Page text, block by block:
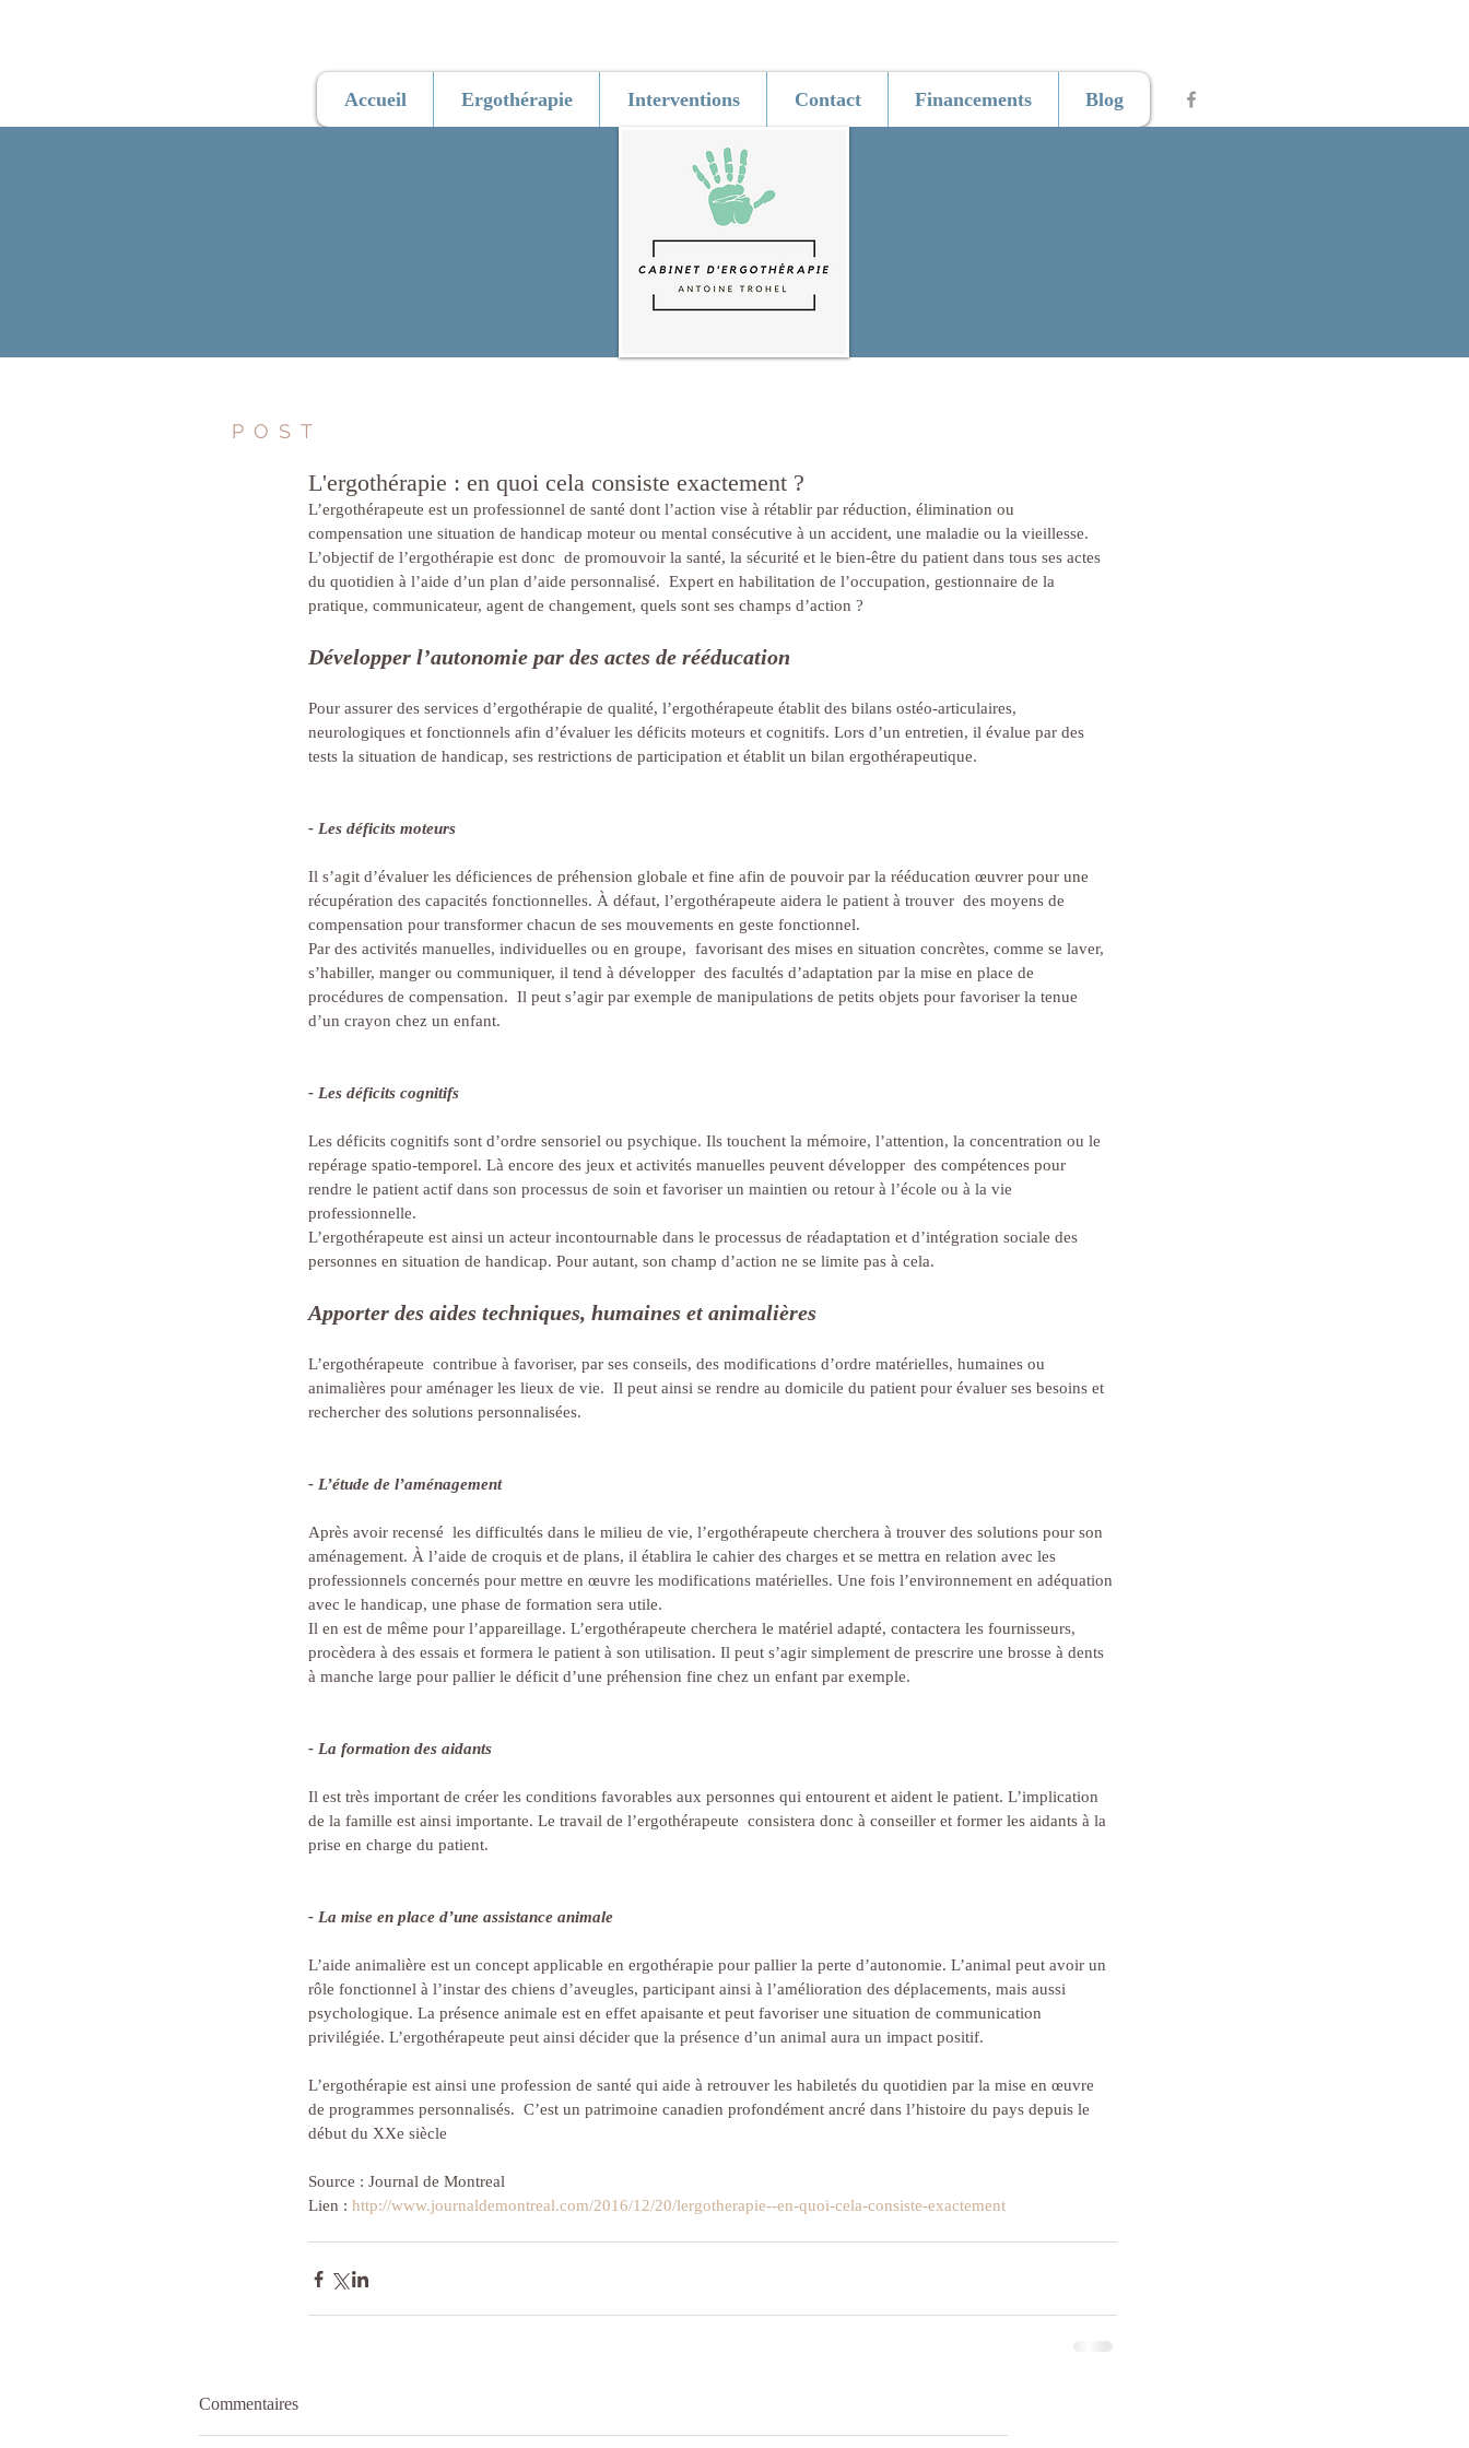
Accueil Ergothérapie Interventions Contact Financements Blog
POST
L'ergothérapie : en quoi cela consiste exactement ?
L’ergothérapeute est un professionnel de santé dont l’action vise à rétablir par réduction, élimination ou
compensation une situation de handicap moteur ou mental consécutive à un accident, une maladie ou la vieillesse.
L’objectif de l’ergothérapie est donc  de promouvoir la santé, la sécurité et le bien-être du patient dans tous ses actes
du quotidien à l’aide d’un plan d’aide personnalisé.  Expert en habilitation de l’occupation, gestionnaire de la
pratique, communicateur, agent de changement, quels sont ses champs d’action ?
Développer l’autonomie par des actes de rééducation
Pour assurer des services d’ergothérapie de qualité, l’ergothérapeute établit des bilans ostéo-articulaires,
neurologiques et fonctionnels afin d’évaluer les déficits moteurs et cognitifs. Lors d’un entretien, il évalue par des
tests la situation de handicap, ses restrictions de participation et établit un bilan ergothérapeutique.
- Les déficits moteurs
Il s’agit d’évaluer les déficiences de préhension globale et fine afin de pouvoir par la rééducation œuvrer pour une
récupération des capacités fonctionnelles. À défaut, l’ergothérapeute aidera le patient à trouver  des moyens de
compensation pour transformer chacun de ses mouvements en geste fonctionnel.
Par des activités manuelles, individuelles ou en groupe,  favorisant des mises en situation concrètes, comme se laver,
s’habiller, manger ou communiquer, il tend à développer  des facultés d’adaptation par la mise en place de
procédures de compensation.  Il peut s’agir par exemple de manipulations de petits objets pour favoriser la tenue
d’un crayon chez un enfant.
- Les déficits cognitifs
Les déficits cognitifs sont d’ordre sensoriel ou psychique. Ils touchent la mémoire, l’attention, la concentration ou le
repérage spatio-temporel. Là encore des jeux et activités manuelles peuvent développer  des compétences pour
rendre le patient actif dans son processus de soin et favoriser un maintien ou retour à l’école ou à la vie
professionnelle.
L’ergothérapeute est ainsi un acteur incontournable dans le processus de réadaptation et d’intégration sociale des
personnes en situation de handicap. Pour autant, son champ d’action ne se limite pas à cela.
Apporter des aides techniques, humaines et animalières
L’ergothérapeute  contribue à favoriser, par ses conseils, des modifications d’ordre matérielles, humaines ou
animalières pour aménager les lieux de vie.  Il peut ainsi se rendre au domicile du patient pour évaluer ses besoins et
rechercher des solutions personnalisées.
- L’étude de l’aménagement
Après avoir recensé  les difficultés dans le milieu de vie, l’ergothérapeute cherchera à trouver des solutions pour son
aménagement. À l’aide de croquis et de plans, il établira le cahier des charges et se mettra en relation avec les
professionnels concernés pour mettre en œuvre les modifications matérielles. Une fois l’environnement en adéquation
avec le handicap, une phase de formation sera utile.
Il en est de même pour l’appareillage. L’ergothérapeute cherchera le matériel adapté, contactera les fournisseurs,
procèdera à des essais et formera le patient à son utilisation. Il peut s’agir simplement de prescrire une brosse à dents
à manche large pour pallier le déficit d’une préhension fine chez un enfant par exemple.
- La formation des aidants
Il est très important de créer les conditions favorables aux personnes qui entourent et aident le patient. L’implication
de la famille est ainsi importante. Le travail de l’ergothérapeute  consistera donc à conseiller et former les aidants à la
prise en charge du patient.
- La mise en place d’une assistance animale
L’aide animalière est un concept applicable en ergothérapie pour pallier la perte d’autonomie. L’animal peut avoir un
rôle fonctionnel à l’instar des chiens d’aveugles, participant ainsi à l’amélioration des déplacements, mais aussi
psychologique. La présence animale est en effet apaisante et peut favoriser une situation de communication
privilégiée. L’ergothérapeute peut ainsi décider que la présence d’un animal aura un impact positif.
L’ergothérapie est ainsi une profession de santé qui aide à retrouver les habiletés du quotidien par la mise en œuvre
de programmes personnalisés.  C’est un patrimoine canadien profondément ancré dans l’histoire du pays depuis le
début du XXe siècle
Source : Journal de Montreal
Lien : http://www.journaldemontreal.com/2016/12/20/lergotherapie--en-quoi-cela-consiste-exactement
Commentaires